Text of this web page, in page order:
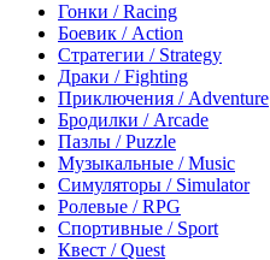
Гонки / Racing
Боевик / Action
Стратегии / Strategy
Драки / Fighting
Приключения / Adventure
Бродилки / Arcade
Пазлы / Puzzle
Музыкальные / Music
Симуляторы / Simulator
Ролевые / RPG
Спортивные / Sport
Квест / Quest